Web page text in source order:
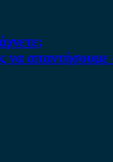
να απαντήσουμε